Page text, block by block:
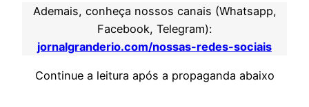
Ademais, conheça nossos canais (Whatsapp,
Facebook, Telegram):
jornalgranderio.com/nossas-redes-sociais
Continue a leitura após a propaganda abaixo